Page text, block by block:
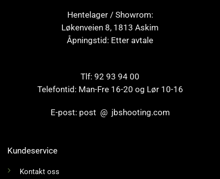
Hentelager / Showrom:
Løkenveien 8, 1813 Askim
Åpningstid: Etter avtale
Tlf: 92 93 94 00
Telefontid: Man-Fre 16-20 og Lør 10-16
E-post: post @ jbshooting.com
Kundeservice
Kontakt oss